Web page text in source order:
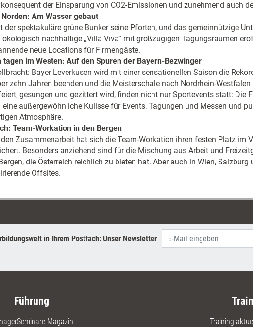
der Einsparung von CO2-Emissionen und zunehmend auch
Am Wasser gebaut
der spektakuläre grüne Bunker seine Pforten, und das gemeinnützige
nachhaltige „Villa Viva“ mit großzügigen Tagungsräumen
neue Locations für Firmengäste.
im Westen: Auf den Spuren der Bayern-Bezwinger
Bayer Leverkusen wird mit einer sensationellen Saison die
zehn Jahren beenden und die Meisterschale nach Nordrhein-
gesungen und gezittert wird, finden nicht nur Sportevents statt: Die
eine außergewöhnliche Kulisse für Events, Tagungen und Messen und
Atmosphäre.
Team-Workation in den Bergen
Zusammenarbeit hat sich die Team-Workation ihren festen Platz im
Besonders anziehend sind für die Mischung aus Arbeit und
die Österreich reichlich zu bieten hat. Aber auch in Wien,
Offsites.
in Ihrem Postfach: Unser Newsletter
Führung
Magazin
Training